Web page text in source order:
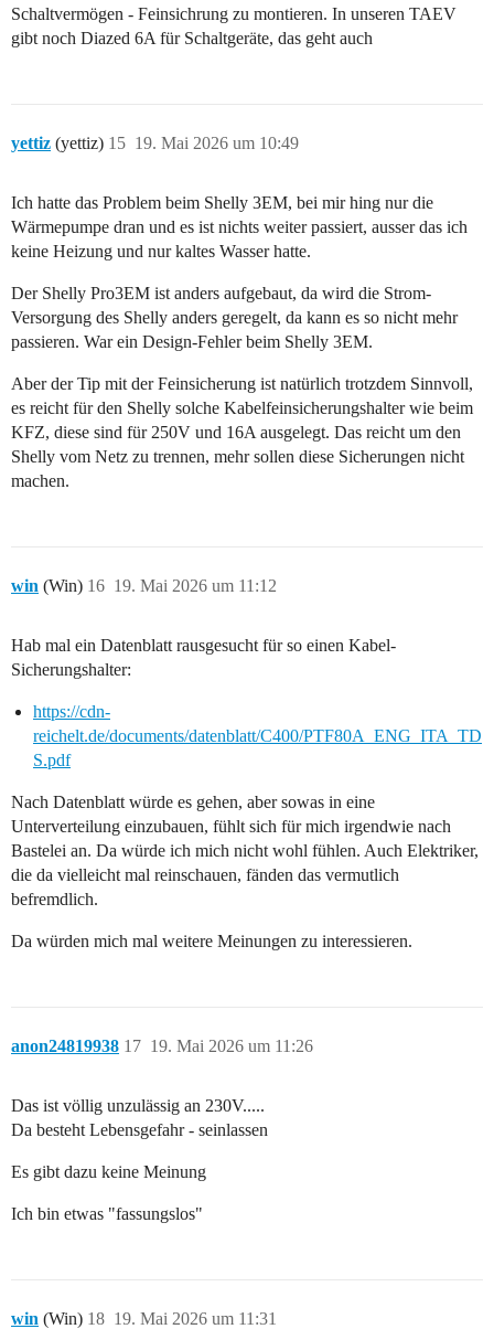
Schaltvermögen - Feinsichrung zu montieren. In unseren TAEV
gibt noch Diazed 6A für Schaltgeräte, das geht auch
yettiz (yettiz) 19. Mai 2026 um 10:49
15
Ich hatte das Problem beim Shelly 3EM, bei mir hing nur die
Wärmepumpe dran und es ist nichts weiter passiert, ausser das ich
keine Heizung und nur kaltes Wasser hatte.
Der Shelly Pro3EM ist anders aufgebaut, da wird die Strom-
Versorgung des Shelly anders geregelt, da kann es so nicht mehr
passieren. War ein Design-Fehler beim Shelly 3EM.
Aber der Tip mit der Feinsicherung ist natürlich trotzdem Sinnvoll,
es reicht für den Shelly solche Kabelfeinsicherungshalter wie beim
KFZ, diese sind für 250V und 16A ausgelegt. Das reicht um den
Shelly vom Netz zu trennen, mehr sollen diese Sicherungen nicht
machen.
win (Win) 19. Mai 2026 um 11:12
16
Hab mal ein Datenblatt rausgesucht für so einen Kabel-
Sicherungshalter:
https://cdn-
reichelt.de/documents/datenblatt/C400/PTF80A_ENG_ITA_TD
S.pdf
Nach Datenblatt würde es gehen, aber sowas in eine
Unterverteilung einzubauen, fühlt sich für mich irgendwie nach
Bastelei an. Da würde ich mich nicht wohl fühlen. Auch Elektriker,
die da vielleicht mal reinschauen, fänden das vermutlich
befremdlich.
Da würden mich mal weitere Meinungen zu interessieren.
anon24819938 19. Mai 2026 um 11:26
17
Das ist völlig unzulässig an 230V.....
Da besteht Lebensgefahr - seinlassen
Es gibt dazu keine Meinung
Ich bin etwas "fassungslos"
win (Win) 19. Mai 2026 um 11:31
18